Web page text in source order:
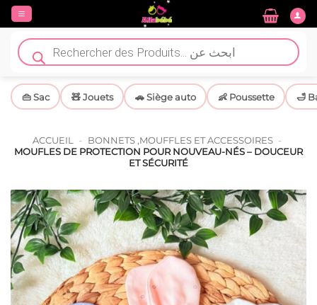
Passer
contenu
Recherche
de
produits
👜 Sac 🧸 Jouets 🚗 Siège auto 👶 Poussette 🛁
ACCUEIL - BONNETS ,MOUFFLES ET ACCESSOIRES -
MOUFLES DE PROTECTION POUR NOUVEAU-NÉS – DOUCEUR
ET SÉCURITÉ